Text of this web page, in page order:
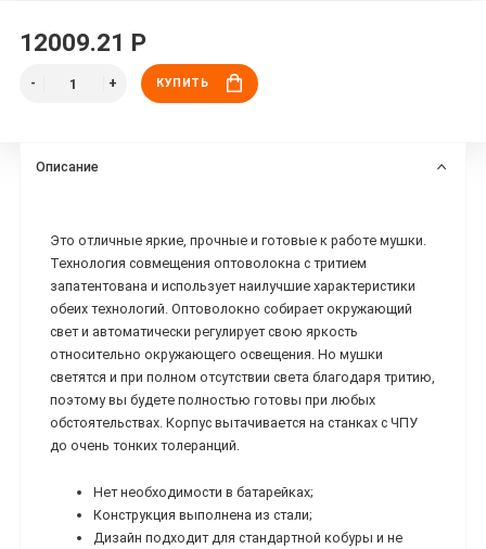
12009.21 Р
КУПИТЬ
Описание
Это отличные яркие, прочные и готовые к работе мушки.
Технология совмещения оптоволокна с тритием
запатентована и использует наилучшие характеристики
обеих технологий. Оптоволокно собирает окружающий
свет и автоматически регулирует свою яркость
относительно окружающего освещения. Но мушки
светятся и при полном отсутствии света благодаря тритию,
поэтому вы будете полностью готовы при любых
обстоятельствах. Корпус вытачивается на станках с ЧПУ
до очень тонких толеранций.
Нет необходимости в батарейках;
Конструкция выполнена из стали;
Дизайн подходит для стандартной кобуры и не